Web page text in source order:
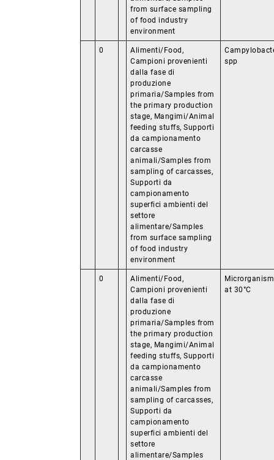
from surface sampling
of food industry
environment
0
Alimenti/Food,
Campioni provenienti
dalla fase di
produzione
primaria/Samples from
the primary production
stage, Mangimi/Animal
feeding stuffs, Supporti
da campionamento
carcasse
animali/Samples from
sampling of carcasses,
Supporti da
campionamento
superfici ambienti del
settore
alimentare/Samples
from surface sampling
of food industry
environment
spp
0
Alimenti/Food,
Campioni provenienti
dalla fase di
produzione
primaria/Samples from
the primary production
stage, Mangimi/Animal
feeding stuffs, Supporti
da campionamento
carcasse
animali/Samples from
sampling of carcasses,
Supporti da
campionamento
superfici ambienti del
settore
alimentare/Samples
at 30°C